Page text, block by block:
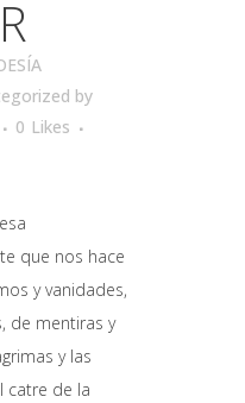
by
0 Likes
que nos hace
y vanidades,
de mentiras y
y las
catre de la